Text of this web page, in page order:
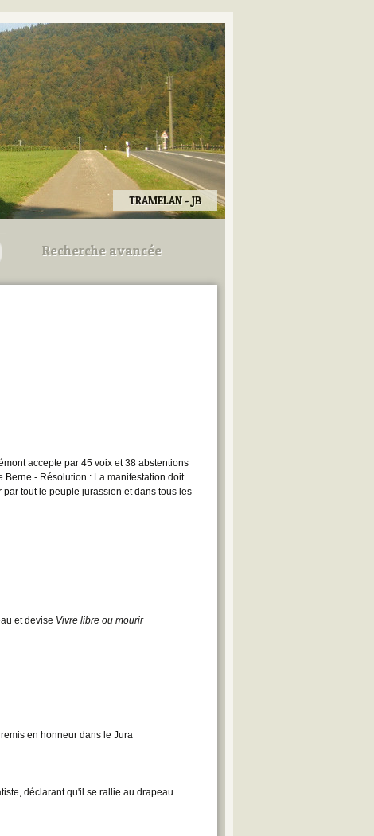
TRAMELAN - JB
Recherche avancée
Utilisez les champs ci-dessous
accepte par 45 voix et 38 abstentions
- Résolution : La manifestation doit
tout le peuple jurassien et dans tous les
et devise Vivre libre ou mourir
en honneur dans le Jura
déclarant qu'il se rallie au drapeau